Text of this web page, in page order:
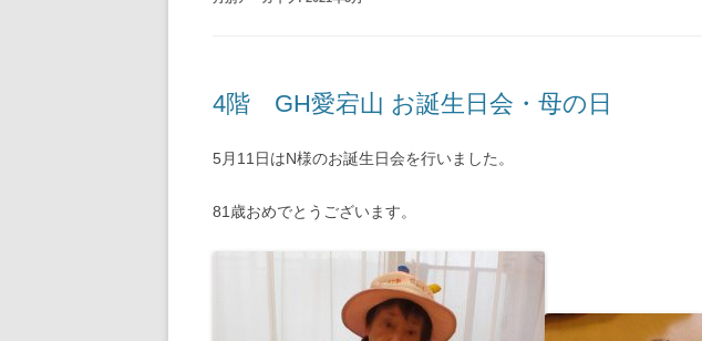
4階 GH愛宕山 お誕生日会・母の日
5月11日はN様のお誕生日会を行いました。
81歳おめでとうございます。